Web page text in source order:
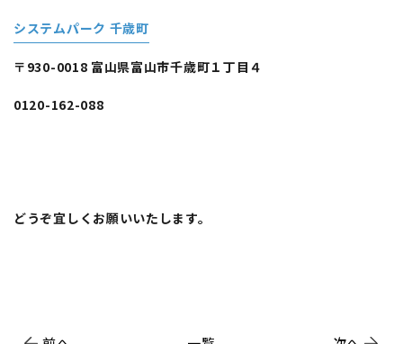
システムパーク 千歳町
〒930-0018 富山県富山市千歳町１丁目４
0120-162-088
どうぞ宜しくお願いいたします。